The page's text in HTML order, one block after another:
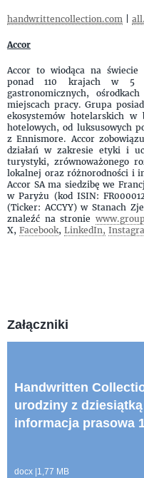
handwrittencollection.com
Accor
Accor to wiodąca na
ponad 110 krajach w 5
gastronomicznych,
miejscach pracy. Grupa
ekosystemów hotelarskich
hotelowych, od luksusowych
z Ennismore. Accor
działań w zakresie etyki i
turystyki, zrównoważonego
lokalnej oraz różnorodności i
Accor SA ma siedzibę we
w Paryżu (kod ISIN:
(Ticker: ACCYY) w Stanach
znaleźć na stronie
X, Facebook, LinkedIn,
Załączniki
Handwritten
urodziny z
informacja prasowa
docx 1,77 MB